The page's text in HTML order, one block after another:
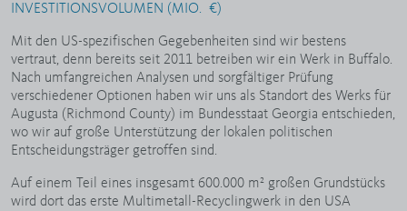
INVESTITIONSVOLUMEN (MIO. €)
Mit den US-spezifischen Gegebenheiten sind wir bestens
vertraut, denn bereits seit 2011 betreiben wir ein Werk in Buffalo.
Nach umfangreichen Analysen und sorgfältiger Prüfung
verschiedener Optionen haben wir uns als Standort des Werks für
Augusta (Richmond County) im Bundesstaat Georgia entschieden,
wo wir auf große Unterstützung der lokalen politischen
Entscheidungsträger getroffen sind.
Auf einem Teil eines insgesamt 600.000 m² großen Grundstücks
wird dort das erste Multimetall-Recyclingwerk in den USA